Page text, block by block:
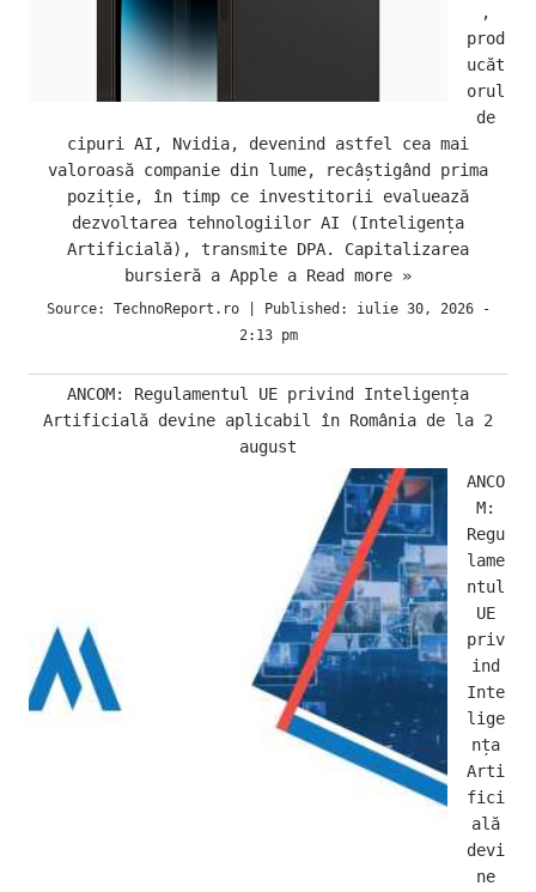
,
prod
ucăt
orul
de
cipuri AI, Nvidia, devenind astfel cea mai
valoroasă companie din lume, recâștigând prima
poziție, în timp ce investitorii evaluează
dezvoltarea tehnologiilor AI (Inteligența
Artificială), transmite DPA. Capitalizarea
bursieră a Apple a Read more »
Source: TechnoReport.ro| Published:
iulie 30, 2026 -
2:13 pm
ANCOM: Regulamentul UE privind Inteligența
Artificială devine aplicabil în România de la 2
august
ANCO
M:
Regu
lame
ntul
UE
priv
ind
Inte
lige
nța
Arti
fici
ală
devi
ne